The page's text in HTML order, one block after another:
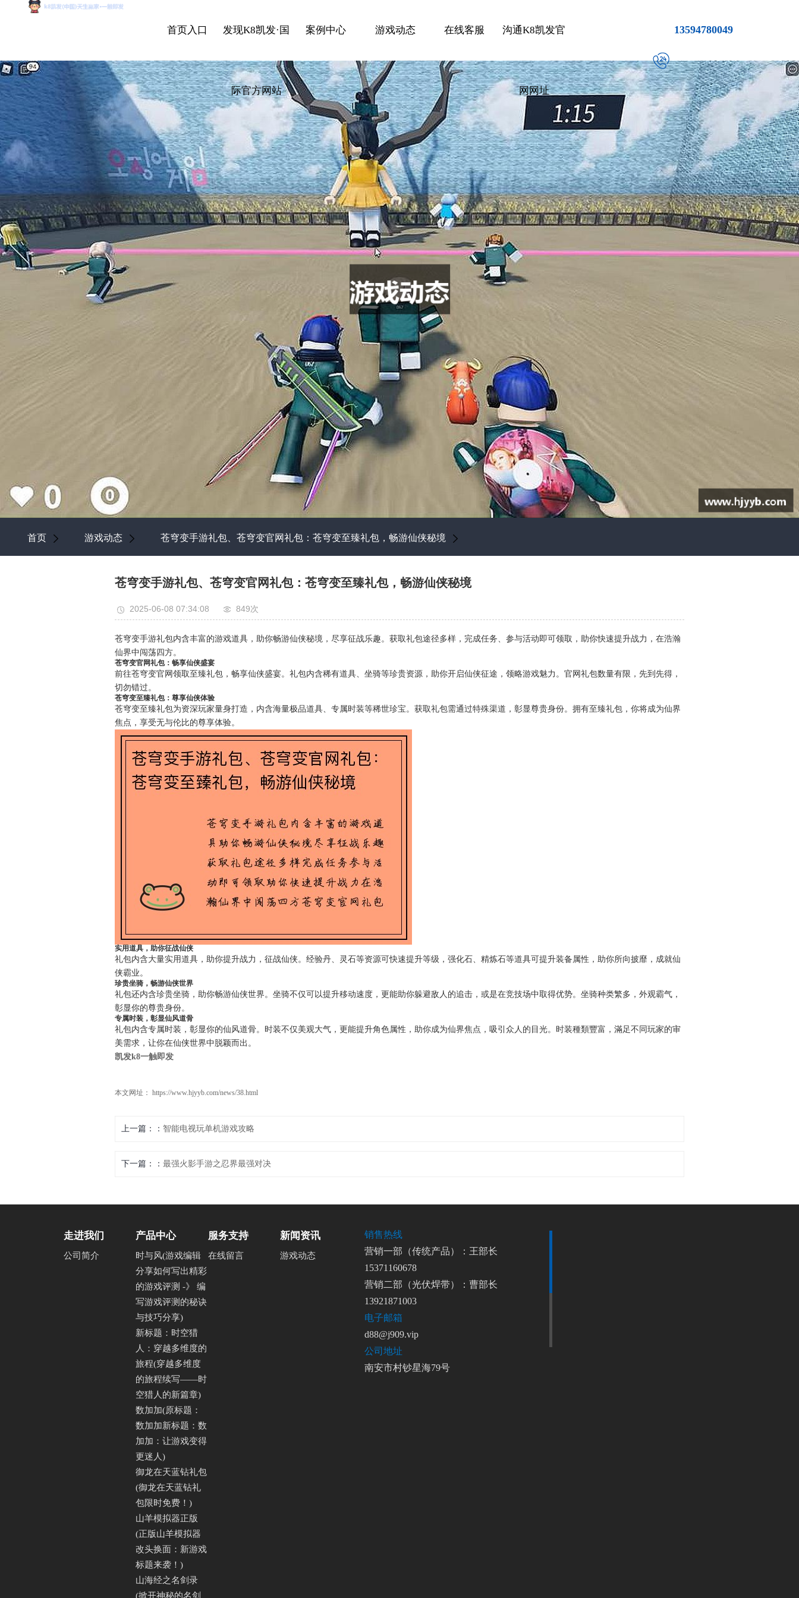
首页入口 发现K8凯发·国
际官方网站
案例中心 游戏动态 在线客服 沟通K8凯发官
网网址
13594780049
首页 游戏动态 苍穹变手游礼包、苍穹变官网礼包：苍穹变至臻礼包，畅游仙侠秘境
苍穹变手游礼包、苍穹变官网礼包：苍穹变至臻礼包，畅游仙侠秘境
2025-06-08 07:34:08 849次
苍穹变手游礼包内含丰富的游戏道具，助你畅游仙侠秘境，尽享征战乐趣。获取礼包途径多样，完成任务、参与活动即可领取，助你快速提升战力，在浩瀚
仙界中闯荡四方。
苍穹变官网礼包：畅享仙侠盛宴
前往苍穹变官网领取至臻礼包，畅享仙侠盛宴。礼包内含稀有道具、坐骑等珍贵资源，助你开启仙侠征途，领略游戏魅力。官网礼包数量有限，先到先得，
切勿错过。
苍穹变至臻礼包：尊享仙侠体验
苍穹变至臻礼包为资深玩家量身打造，内含海量极品道具、专属时装等稀世珍宝。获取礼包需通过特殊渠道，彰显尊贵身份。拥有至臻礼包，你将成为仙界
焦点，享受无与伦比的尊享体验。
实用道具，助你征战仙侠
礼包内含大量实用道具，助你提升战力，征战仙侠。经验丹、灵石等资源可快速提升等级，强化石、精炼石等道具可提升装备属性，助你所向披靡，成就仙
侠霸业。
珍贵坐骑，畅游仙侠世界
礼包还内含珍贵坐骑，助你畅游仙侠世界。坐骑不仅可以提升移动速度，更能助你躲避敌人的追击，或是在竞技场中取得优势。坐骑种类繁多，外观霸气，
彰显你的尊贵身份。
专属时装，彰显仙风道骨
礼包内含专属时装，彰显你的仙风道骨。时装不仅美观大气，更能提升角色属性，助你成为仙界焦点，吸引众人的目光。时装種類豐富，滿足不同玩家的审
美需求，让你在仙侠世界中脱颖而出。
凯发k8一触即发
本文网址： https://www.hjyyb.com/news/38.html
上一篇： 智能电视玩单机游戏攻略
下一篇： 最强火影手游之忍界最强对决
走进我们
公司简介
产品中心
时与风(游戏编辑
分享如何写出精彩
的游戏评测 -》 编
写游戏评测的秘诀
与技巧分享)
新标题：时空猎
人：穿越多维度的
旅程(穿越多维度
的旅程续写——时
空猎人的新篇章)
数加加(原标题：
数加加新标题：数
加加：让游戏变得
更迷人)
御龙在天蓝钻礼包
(御龙在天蓝钻礼
包限时免费！)
山羊模拟器正版
(正版山羊模拟器
改头换面：新游戏
标题来袭！)
山海经之名剑录
(掀开神秘的名剑
服务支持
在线留言
新闻资讯
游戏动态
销售热线
营销一部（传统产品）：王部长
15371160678
营销二部（光伏焊带）：曹部长
13921871003
电子邮箱
d88@j909.vip
公司地址
南安市村钞星海79号